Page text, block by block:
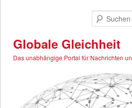
Globale Gleichheit
Das unabhängige Portal für Nachrichten